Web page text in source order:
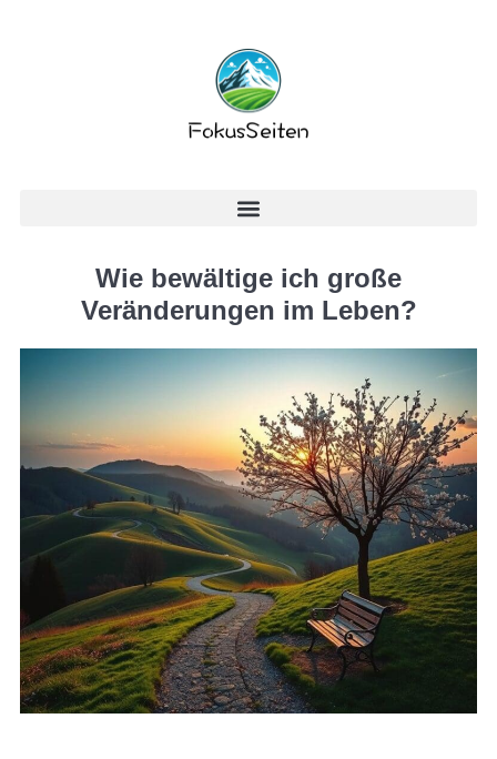
Wie bewältige ich große
Veränderungen im Leben?